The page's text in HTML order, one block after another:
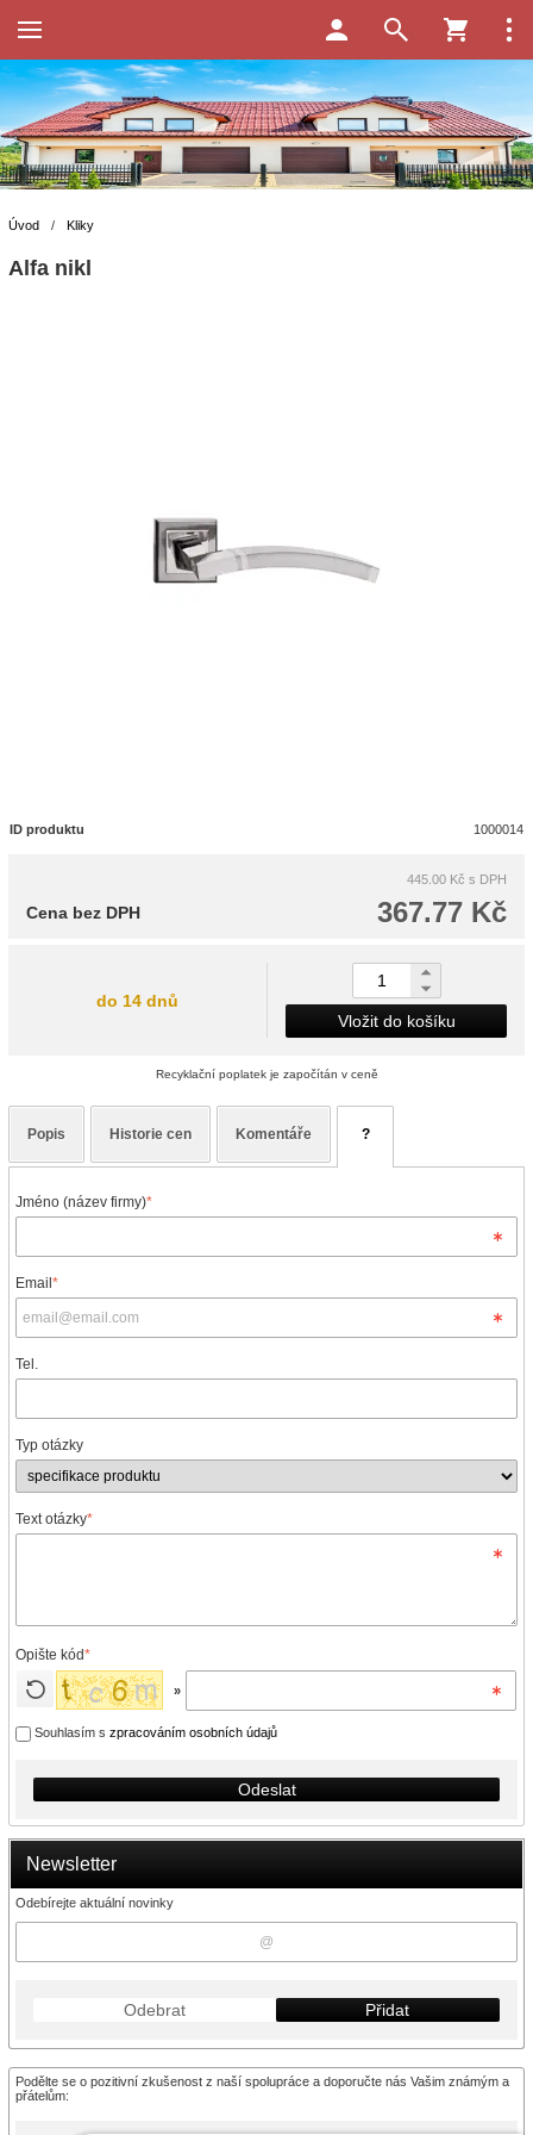
Newsletter
Odebírejte aktuální novinky
Odebrat Přidat
Podělte se o pozitivní zkušenost z naší spolupráce a doporučte nás Vašim známým a
přátelům:
Úvod / Kliky
Alfa nikl
ID produktu 1000014
445.00 Kč s DPH
367.77 Kč
Cena bez DPH
do 14 dnů
Vložit do košíku
Recyklační poplatek je započítán v ceně
Popis Historie cen Komentáře ?
Jméno (název firmy)*
Email *
Tel.
Typ otázky
Text otázky*
Opište kód*
»
Souhlasím s zpracováním osobních údajů
Odeslat